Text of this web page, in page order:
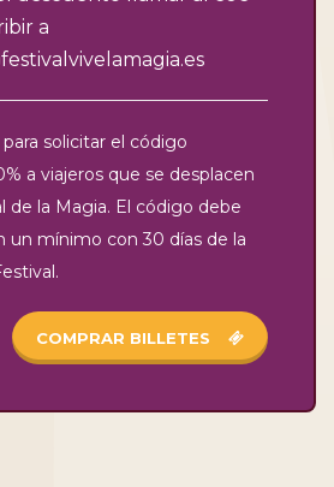
a
solicitar el código
a viajeros que se desplacen
de la Magia. El código debe
un mínimo con 30 días de la
COMPRAR BILLETES